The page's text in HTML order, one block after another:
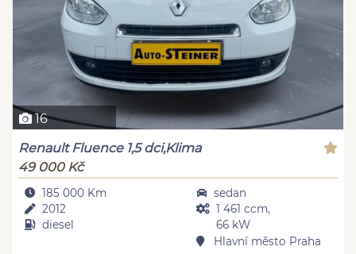
16
Renault Fluence 1,5 dci,Klima
49 000 Kč
185 000 Km
2012
diesel
sedan
1 461 ccm,
66 kW
Hlavní město Praha